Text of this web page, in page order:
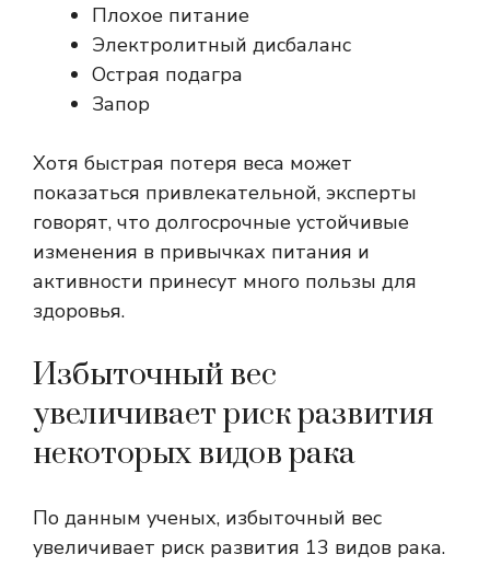
Плохое питание
Электролитный дисбаланс
Острая подагра
Запор
Хотя быстрая потеря веса может
показаться привлекательной, эксперты
говорят, что долгосрочные устойчивые
изменения в привычках питания и
активности принесут много пользы для
здоровья.
Избыточный вес
увеличивает риск развития
некоторых видов рака
По данным ученых, избыточный вес
увеличивает риск развития 13 видов рака.